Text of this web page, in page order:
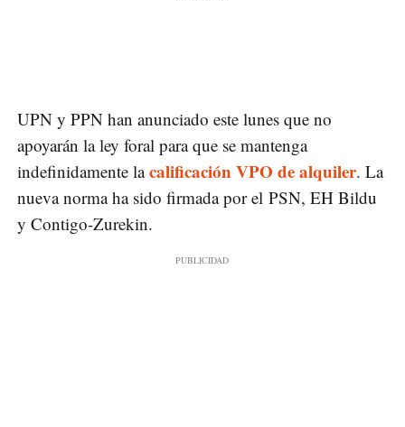
UPN y PPN han anunciado este lunes que no
apoyarán la ley foral para que se mantenga
indefinidamente lacalificación VPO de alquiler. La
nueva norma ha sido firmada por el PSN, EH Bildu
y Contigo-Zurekin.